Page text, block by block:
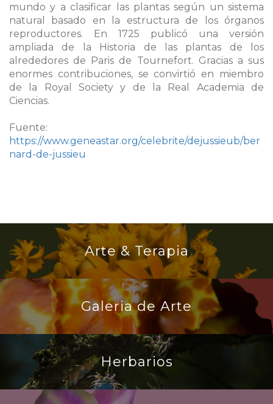
mundo y a clasificar las plantas según un sistema
natural basado en la estructura de los órganos
reproductores. En 1725 publicó una versión
ampliada de la Historia de las plantas de los
alrededores de Paris de Tournefort. Gracias a sus
enormes contribuciones, se convirtió en miembro
de la Royal Society y de la Real Academia de
Ciencias.
Fuente:
https://www.geneastar.org/celebrite/dejussieub/ber
nard-de-jussieu
Arte & Terapia
Galeria de Arte
Herbarios